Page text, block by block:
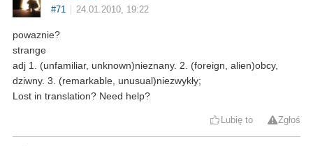
#71
24.01.2010, 19:22
powaznie?
strange
adj 1. (unfamiliar, unknown)nieznany. 2. (foreign, alien)obcy,
dziwny. 3. (remarkable, unusual)niezwykły;
Lost in translation? Need help?
Lubię to Zgłoś